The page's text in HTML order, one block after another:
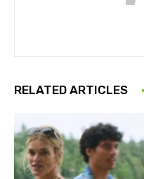
RELATED ARTICLES